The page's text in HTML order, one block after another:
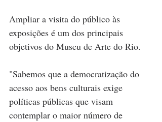
Ampliar a visita do público às
exposições é um dos principais
objetivos do Museu de Arte do Rio.
"Sabemos que a democratização do
acesso aos bens culturais exige
políticas públicas que visam
contemplar o maior número de